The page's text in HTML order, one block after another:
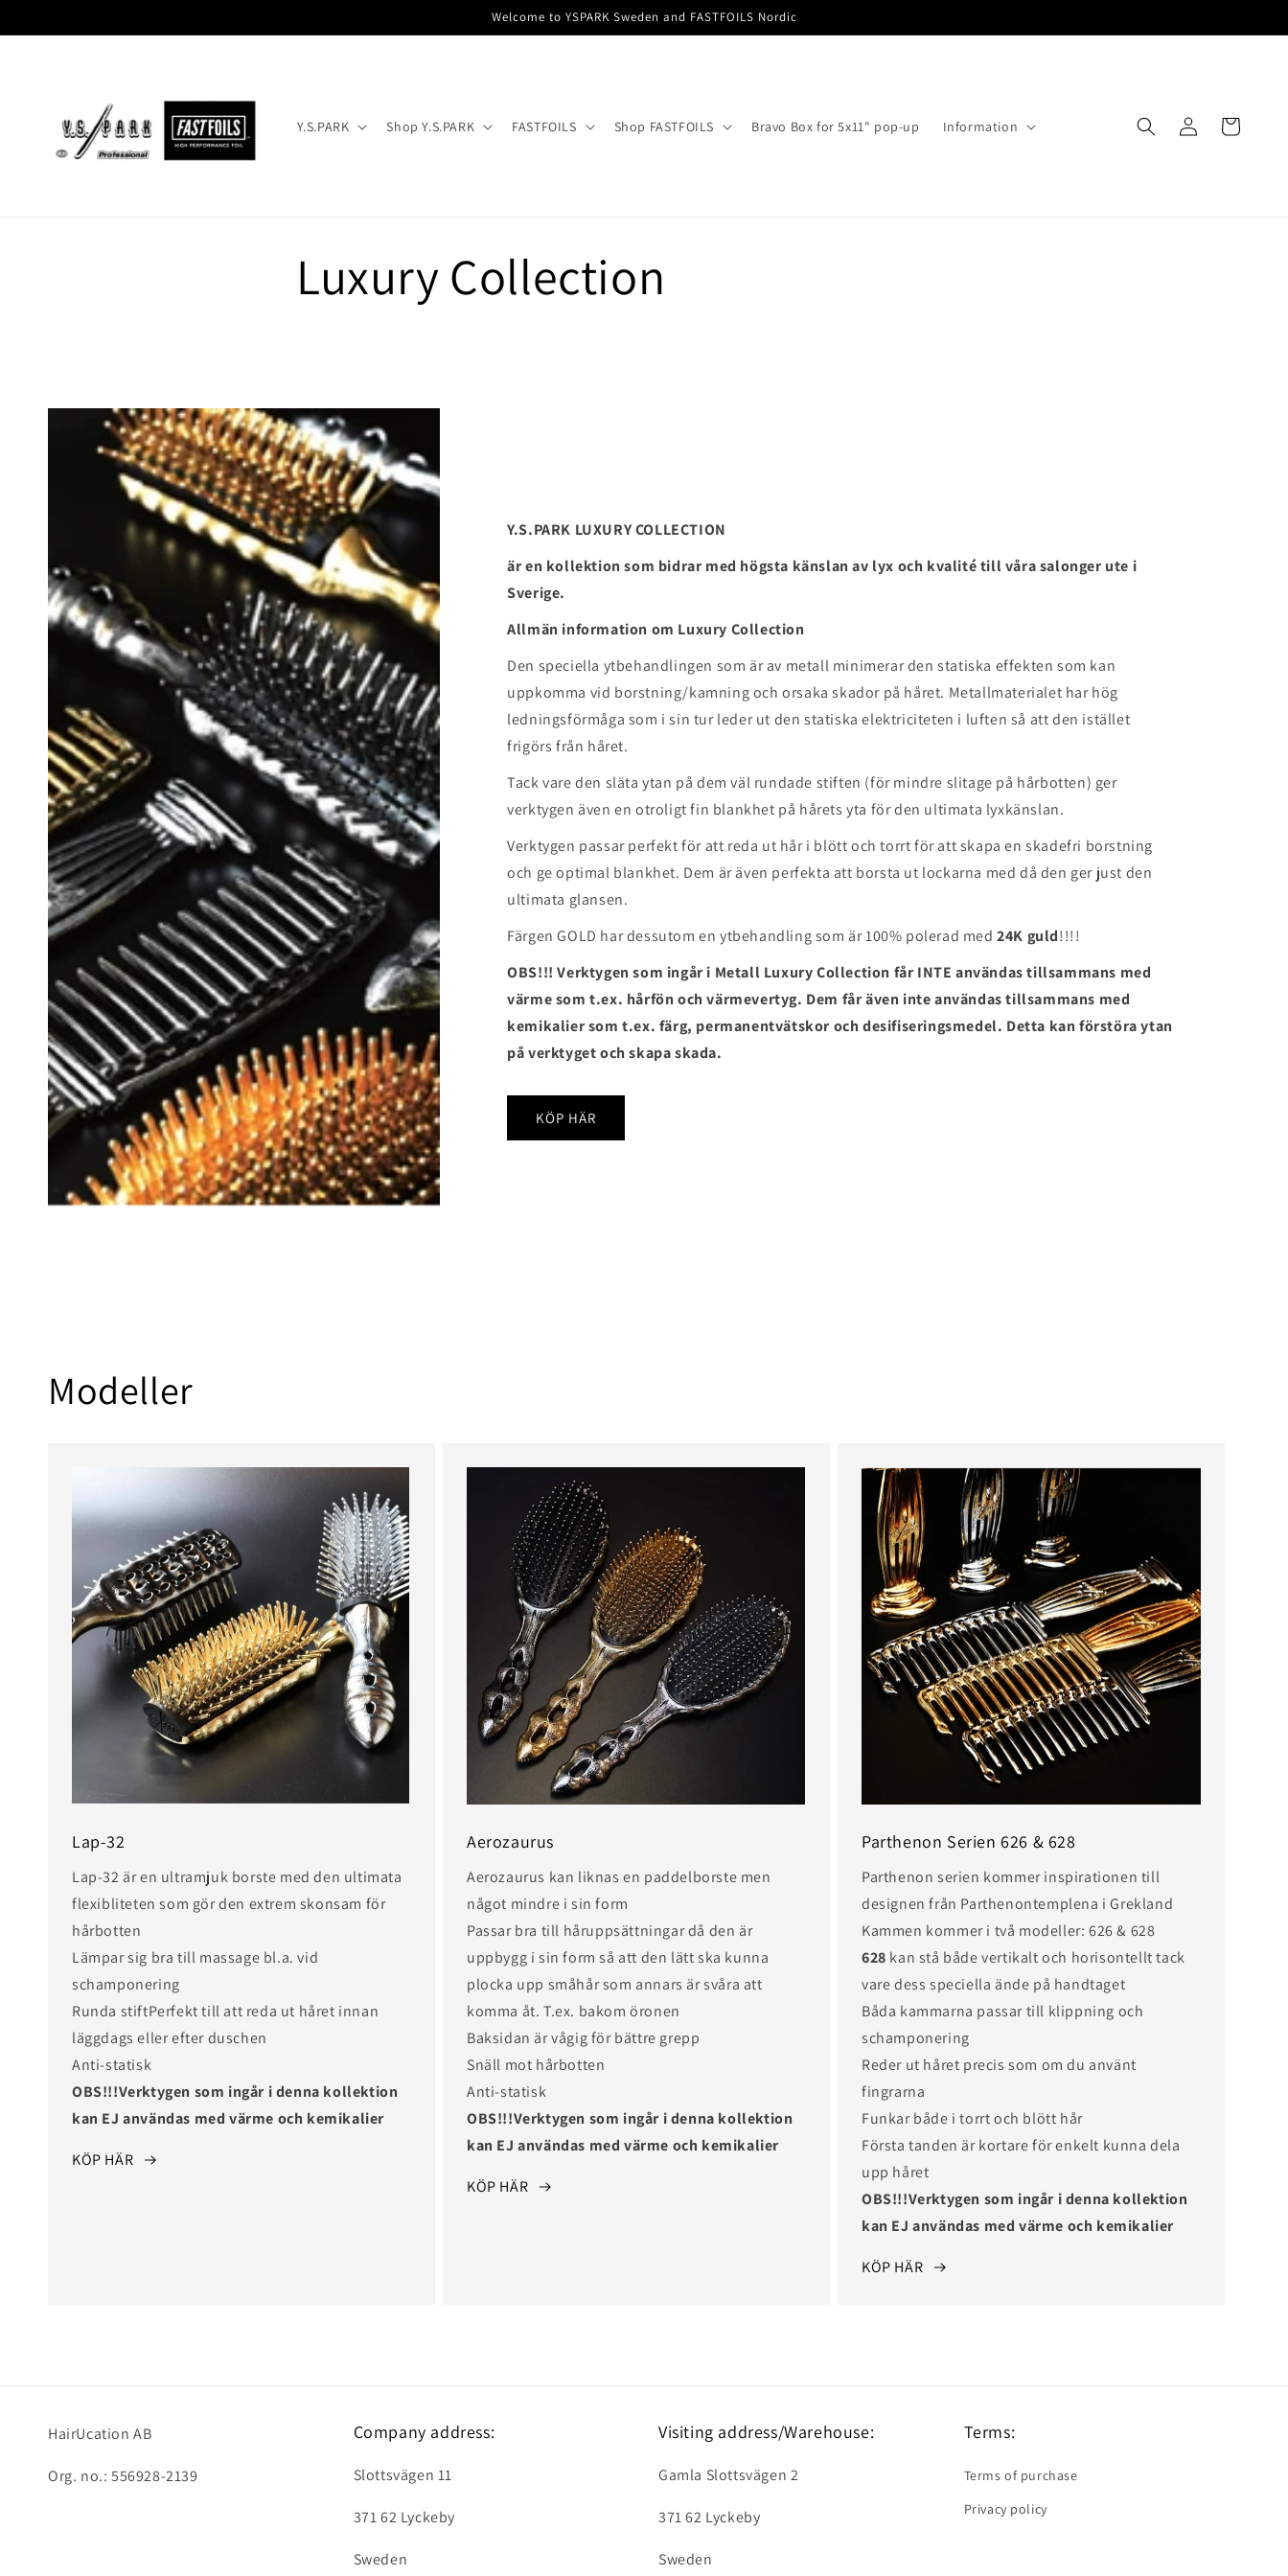
Welcome to YSPARK Sweden and FASTFOILS Nordic
Y.S.PARK Shop Y.S.PARK FASTFOILS Shop FASTFOILS Bravo Box for 5x11" pop-up Information
in
Cart
Luxury Collection
Y.S.PARK LUXURY COLLECTION
är en kollektion som bidrar med högsta känslan av lyx och kvalité till våra salonger ute i
Sverige.
Allmän information om Luxury Collection
Den speciella ytbehandlingen som är av metall minimerar den statiska effekten som kan
uppkomma vid borstning/kamning och orsaka skador på håret. Metallmaterialet har hög
ledningsförmåga som i sin tur leder ut den statiska elektriciteten i luften så att den istället
frigörs från håret.
Tack vare den släta ytan på dem väl rundade stiften (för mindre slitage på hårbotten) ger
verktygen även en otroligt fin blankhet på hårets yta för den ultimata lyxkänslan.
Verktygen passar perfekt för att reda ut hår i blött och torrt för att skapa en skadefri borstning
och ge optimal blankhet. Dem är även perfekta att borsta ut lockarna med då den ger just den
ultimata glansen.
Färgen GOLD har dessutom en ytbehandling som är 100% polerad med24K guld!!!!
OBS!!! Verktygen som ingår i Metall Luxury Collection får INTE användas tillsammans med
värme som t.ex. hårfön och värmevertyg. Dem får även inte användas tillsammans med
kemikalier som t.ex. färg, permanentvätskor och desifiseringsmedel. Detta kan förstöra ytan
på verktyget och skapa skada.
KÖP HÄR
Modeller
Lap-32
Lap-32 är en ultramjuk borste med den ultimata
flexibliteten som gör den extrem skonsam för
hårbotten
Lämpar sig bra till massage bl.a. vid
schamponering
Runda stiftPerfekt till att reda ut håret innan
läggdags eller efter duschen
Anti-statisk
OBS!!!Verktygen som ingår i denna kollektion
kan EJ användas med värme och kemikalier
KÖP HÄR
Aerozaurus
Aerozaurus kan liknas en paddelborste men
något mindre i sin form
Passar bra till håruppsättningar då den är
uppbygg i sin form så att den lätt ska kunna
plocka upp småhår som annars är svåra att
komma åt. T.ex. bakom öronen
Baksidan är vågig för bättre grepp
Snäll mot hårbotten
Anti-statisk
OBS!!!Verktygen som ingår i denna kollektion
kan EJ användas med värme och kemikalier
KÖP HÄR
Parthenon Serien 626 & 628
Parthenon serien kommer inspirationen till
designen från Parthenontemplena i Grekland
Kammen kommer i två modeller: 626 & 628
628 kan stå både vertikalt och horisontellt tack
vare dess speciella ände på handtaget
Båda kammarna passar till klippning och
schamponering
Reder ut håret precis som om du använt
fingrarna
Funkar både i torrt och blött hår
Första tanden är kortare för enkelt kunna dela
upp håret
OBS!!!Verktygen som ingår i denna kollektion
kan EJ användas med värme och kemikalier
KÖP HÄR
HairUcation AB
Org. no.: 556928-2139
Company address:
Slottsvägen 11
371 62 Lyckeby
Sweden
Visiting address/Warehouse:
Gamla Slottsvägen 2
371 62 Lyckeby
Sweden
Terms:
Terms of purchase
Privacy policy